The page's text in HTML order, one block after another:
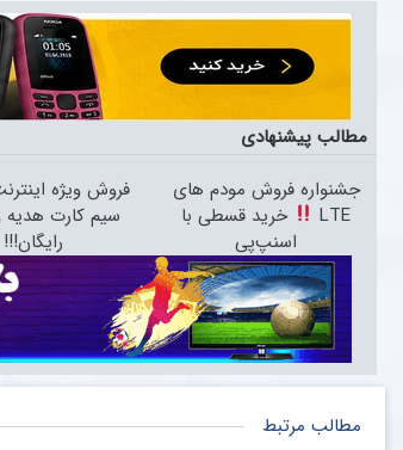
مطالب پیشنهادی
جشنواره فروش مودم های
LTE
خرید قسطی با
اسنپ‌پی
سیم کارت هدیه
رایگان!!!
مطالب مرتبط